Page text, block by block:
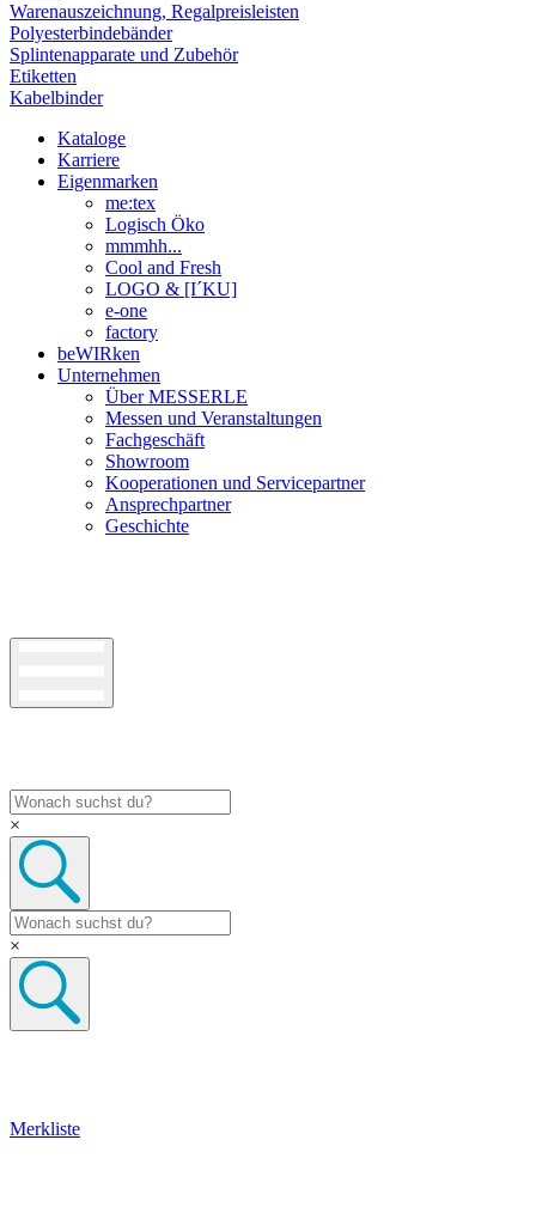
Warenauszeichnung, Regalpreisleisten
Polyesterbindebänder
Splintenapparate und Zubehör
Etiketten
Kabelbinder
Kataloge
Karriere
Eigenmarken
me:tex
Logisch Öko
mmmhh...
Cool and Fresh
LOGO & [I´KU]
e-one
factory
beWIRken
Unternehmen
Über MESSERLE
Messen und Veranstaltungen
Fachgeschäft
Showroom
Kooperationen und Servicepartner
Ansprechpartner
Geschichte
×
×
Merkliste